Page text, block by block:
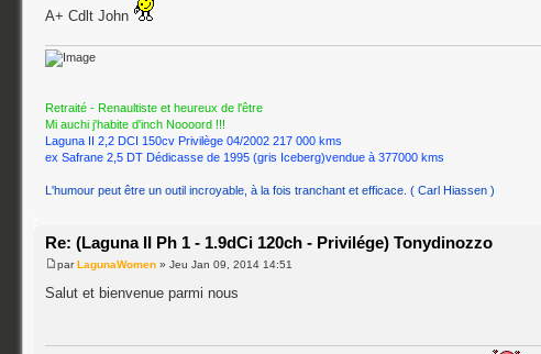
A+ Cdlt John
Retraité - Renaultiste et heureux de l'être
Mi auchi j'habite d'inch Noooord !!!
Laguna II 2,2 DCI 150cv Privilège 04/2002 217 000 kms
ex Safrane 2,5 DT Dédicasse de 1995 (gris Iceberg)vendue à 377000 kms
L'humour peut être un outil incroyable, à la fois tranchant et efficace. ( Carl Hiassen )
Re: (Laguna II Ph 1 - 1.9dCi 120ch - Privilége) Tonydinozzo
parLagunaWomen » Jeu Jan 09, 2014 14:51
Salut et bienvenue parmi nous